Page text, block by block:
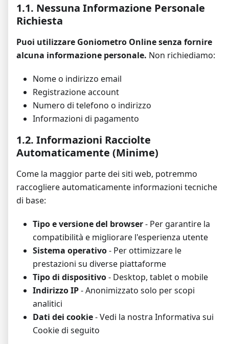
1.1. Nessuna Informazione Personale
Richiesta
Puoi utilizzare Goniometro Online senza fornire
alcuna informazione personale. Non richiediamo:
Nome o indirizzo email
Registrazione account
Numero di telefono o indirizzo
Informazioni di pagamento
1.2. Informazioni Racciolte
Automaticamente (Minime)
Come la maggior parte dei siti web, potremmo
raccogliere automaticamente informazioni tecniche
di base:
Tipo e versione del browser- Per garantire la
compatibilità e migliorare l'esperienza utente
Sistema operativo- Per ottimizzare le
prestazioni su diverse piattaforme
Tipo di dispositivo- Desktop, tablet o mobile
Indirizzo IP- Anonimizzato solo per scopi
analitici
Dati dei cookie- Vedi la nostra Informativa sui
Cookie di seguito